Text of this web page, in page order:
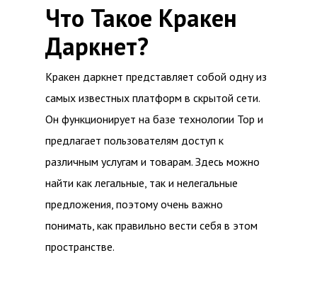
Что Такое Кракен
Даркнет?
Кракен даркнет представляет собой одну из
самых известных платформ в скрытой сети.
Он функционирует на базе технологии Тор и
предлагает пользователям доступ к
различным услугам и товарам. Здесь можно
найти как легальные, так и нелегальные
предложения, поэтому очень важно
понимать, как правильно вести себя в этом
пространстве.